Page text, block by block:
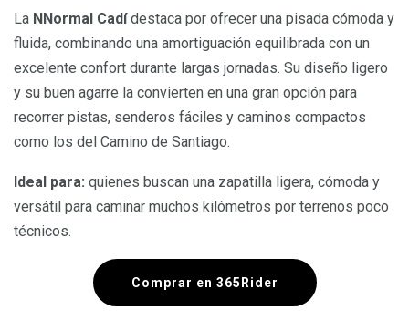
La NNormal Cadídestaca por ofrecer una pisada cómoda y
fluida, combinando una amortiguación equilibrada con un
excelente confort durante largas jornadas. Su diseño ligero
y su buen agarre la convierten en una gran opción para
recorrer pistas, senderos fáciles y caminos compactos
como los del Camino de Santiago.
Ideal para: quienes buscan una zapatilla ligera, cómoda y
versátil para caminar muchos kilómetros por terrenos poco
técnicos.
Comprar en 365Rider